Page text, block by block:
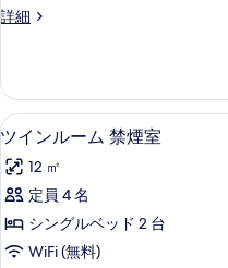
る
ル
ム
（1
名
利
用）
禁
煙
詳細
ス
ー
ド
ル
ム
（1
利
用）
ツ
イ
ン
ル
ー
1
ツインルーム 禁煙室
12 ㎡
定員 4 名
シングルベッド 2 台
WiFi (無料)